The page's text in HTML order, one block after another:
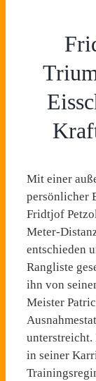
Mit einer
persönlicher
Fridtjof
Meter-
entschieden
Rangliste
ihn von
Meister
unterstreicht.
in seiner